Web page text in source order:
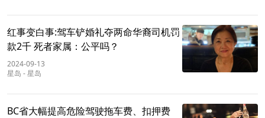
红事变白事:驾车铲婚礼夺两命华裔司机罚
款2千 死者家属：公平吗？
2024-09-13
星岛 -星岛
BC省大幅提高危险驾驶拖车费、扣押费